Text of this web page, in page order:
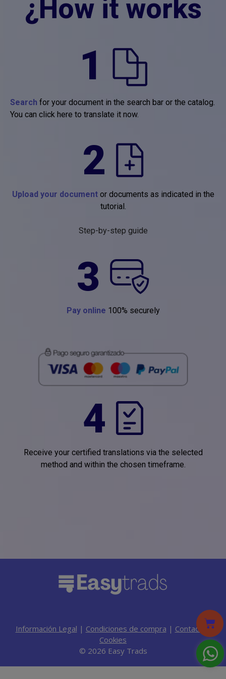
¿How it works
1
Search for your document in the search bar or the catalog.
You can click here to translate it now.
2
Upload your documentor documents as indicated in the
tutorial.
Step-by-step guide
3
Pay online 100% securely
4
Receive your certified translations via the selected
method and within the chosen timeframe.
Información Legal | Condiciones de compra | Contacto |
Cookies
© 2026 Easy Trads